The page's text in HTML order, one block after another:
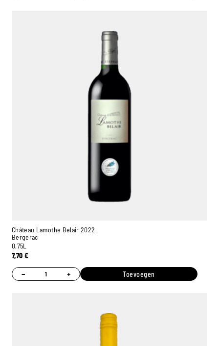
Château Lamothe Belair 2022
Bergerac
0,75L
7,70 €
− + Toevoegen